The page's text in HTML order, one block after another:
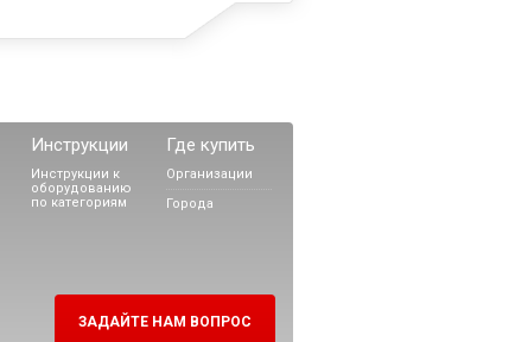
Инструкции
Инструкции к
оборудованию
по категориям
Где купить
Организации
Города
ЗАДАЙТЕ НАМ ВОПРОС